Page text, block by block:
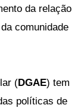
da relação
comunidade
(DGAE) tem
políticas de